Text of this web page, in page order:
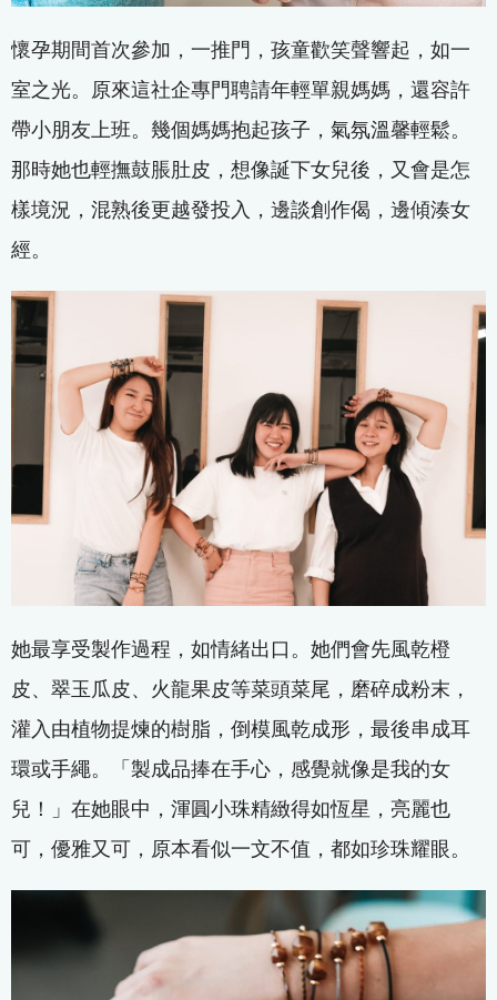
懷孕期間首次參加，一推門，孩童歡笑聲響起，如一
室之光。原來這社企專門聘請年輕單親媽媽，還容許
帶小朋友上班。幾個媽媽抱起孩子，氣氛溫馨輕鬆。
那時她也輕撫鼓脹肚皮，想像誕下女兒後，又會是怎
樣境況，混熟後更越發投入，邊談創作偈，邊傾湊女
經。
她最享受製作過程，如情緒出口。她們會先風乾橙
皮、翠玉瓜皮、火龍果皮等菜頭菜尾，磨碎成粉末，
灌入由植物提煉的樹脂，倒模風乾成形，最後串成耳
環或手繩。「製成品捧在手心，感覺就像是我的女
兒！」在她眼中，渾圓小珠精緻得如恆星，亮麗也
可，優雅又可，原本看似一文不值，都如珍珠耀眼。